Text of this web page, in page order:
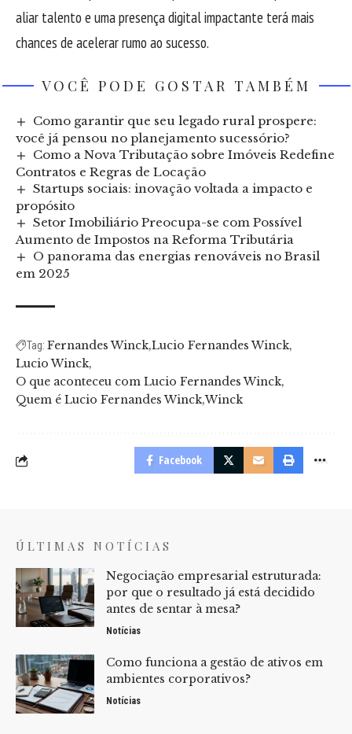
aliar talento e uma presença digital impactante terá mais
chances de acelerar rumo ao sucesso.
VOCÊ PODE GOSTAR TAMBÉM
Como garantir que seu legado rural prospere:
você já pensou no planejamento sucessório?
Como a Nova Tributação sobre Imóveis Redefine
Contratos e Regras de Locação
Startups sociais: inovação voltada a impacto e
propósito
Setor Imobiliário Preocupa-se com Possível
Aumento de Impostos na Reforma Tributária
O panorama das energias renováveis no Brasil
em 2025
Tag: Fernandes Winck Lucio Fernandes Winck
Lucio Winck
O que aconteceu com Lucio Fernandes Winck
Quem é Lucio Fernandes Winck Winck
Facebook
ÚLTIMAS NOTÍCIAS
Negociação empresarial estruturada:
por que o resultado já está decidido
antes de sentar à mesa?
Notícias
Como funciona a gestão de ativos em
ambientes corporativos?
Notícias